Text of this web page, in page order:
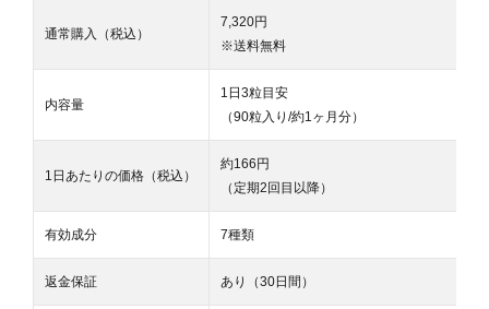
通常購入（税込）
7,320円
※送料無料
内容量
1日3粒目安
（90粒入り/約1ヶ月分）
1日あたりの価格（税込）
約166円
（定期2回目以降）
有効成分 7種類
返金保証 あり（30日間）